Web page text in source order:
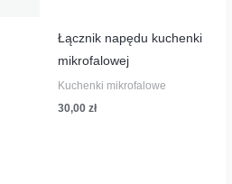
Łącznik napędu kuchenki
mikrofalowej
Kuchenki mikrofalowe
30,00 zł